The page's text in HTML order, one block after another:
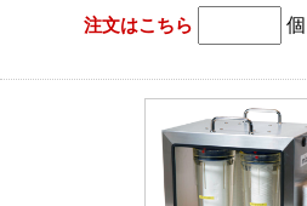
注文はこちら 個